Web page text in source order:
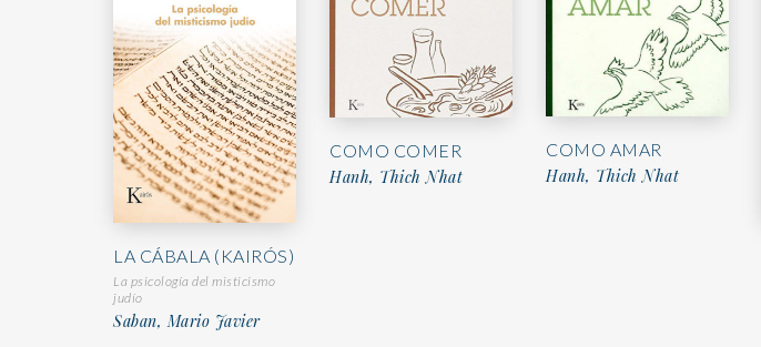
LA CÁBALA (KAIRÓS)
La psicología del misticismo
judío
Saban, Mario Javier
COMO COMER
Hanh, Thich Nhat
COMO AMAR
Hanh, Thich Nhat